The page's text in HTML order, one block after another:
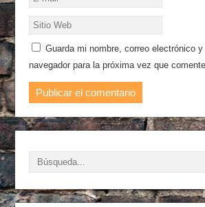
Guarda mi nombre, correo electrónico
navegador para la próxima vez que